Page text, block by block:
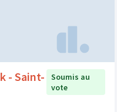
- Saint-
Soumis au
vote